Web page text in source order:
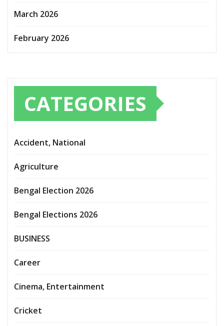
March 2026
February 2026
CATEGORIES
Accident, National
Agriculture
Bengal Election 2026
Bengal Elections 2026
BUSINESS
Career
Cinema, Entertainment
Cricket